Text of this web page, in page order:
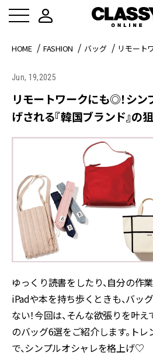
HOME FASHION バッグ リモート
Jun, 19,2025
リモートワークにも◎！シ
げされる『韓国ブランド』の
ゆっくり読書をしたり、自分の作
iPadや本を持ち歩くときも、バッ
ない！今回は、そんな欲張りを叶え
のバッグ6選をご紹介します。ト
で、シンプルオシャレを格上げ♡